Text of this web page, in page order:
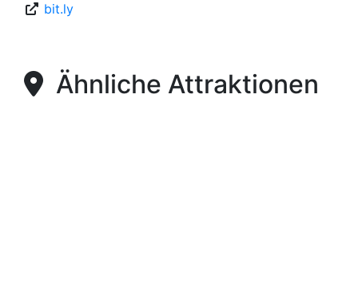
bit.ly
Ähnliche Attraktionen